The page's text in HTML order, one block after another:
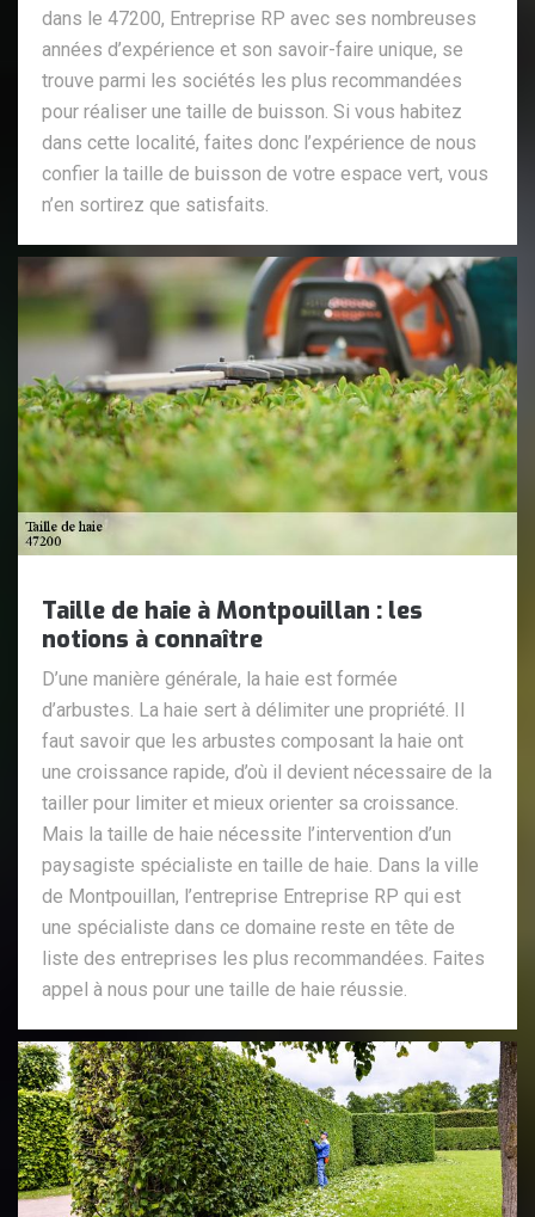
dans le 47200, Entreprise RP avec ses nombreuses
années d’expérience et son savoir-faire unique, se
trouve parmi les sociétés les plus recommandées
pour réaliser une taille de buisson. Si vous habitez
dans cette localité, faites donc l’expérience de nous
confier la taille de buisson de votre espace vert, vous
n’en sortirez que satisfaits.
Taille de haie à Montpouillan : les
notions à connaître
D’une manière générale, la haie est formée
d’arbustes. La haie sert à délimiter une propriété. Il
faut savoir que les arbustes composant la haie ont
une croissance rapide, d’où il devient nécessaire de la
tailler pour limiter et mieux orienter sa croissance.
Mais la taille de haie nécessite l’intervention d’un
paysagiste spécialiste en taille de haie. Dans la ville
de Montpouillan, l’entreprise Entreprise RP qui est
une spécialiste dans ce domaine reste en tête de
liste des entreprises les plus recommandées. Faites
appel à nous pour une taille de haie réussie.